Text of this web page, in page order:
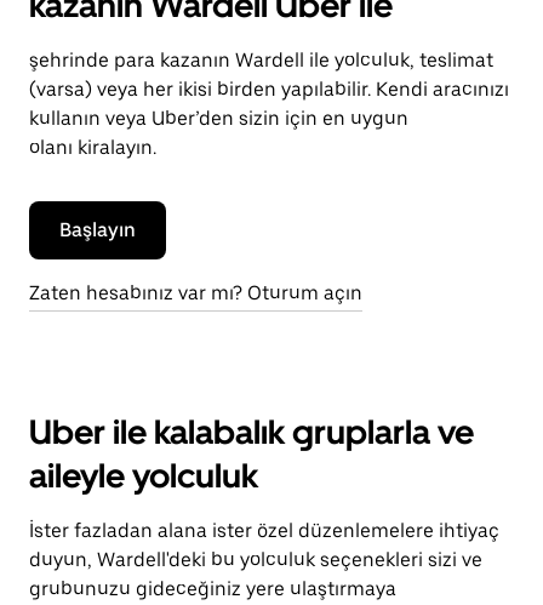
şehrinde para kazanın Wardell ile yolculuk, teslimat
(varsa) veya her ikisi birden yapılabilir. Kendi aracınızı
kullanın veya Uber’den sizin için en uygun
olanı kiralayın.
Başlayın
Zaten hesabınız var mı? Oturum açın
Uber ile kalabalık gruplarla ve
aileyle yolculuk
İster fazladan alana ister özel düzenlemelere ihtiyaç
duyun, Wardell'deki bu yolculuk seçenekleri sizi ve
grubunuzu gideceğiniz yere ulaştırmaya